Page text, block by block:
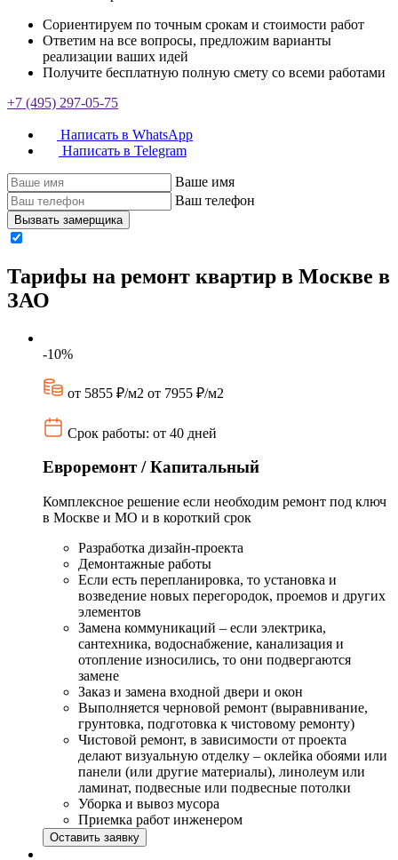
Сориентируем по точным срокам и стоимости работ
Ответим на все вопросы, предложим варианты
реализации ваших идей
Получите бесплатную полную смету со всеми работами
+7 (495) 297-05-75
Написать в WhatsApp
Написать в Telegram
Ваше имя
Ваш телефон
Вызвать замерщика
Тарифы на ремонт квартир в Москве в
ЗАО
-10%
от 5855 ₽/м2 от 7955 ₽/м2
Срок работы: от 40 дней
Евроремонт / Капитальный
Комплексное решение если необходим ремонт под ключ
в Москве и МО и в короткий срок
Разработка дизайн-проекта
Демонтажные работы
Если есть перепланировка, то установка и
возведение новых перегородок, проемов и других
элементов
Замена коммуникаций – если электрика,
сантехника, водоснабжение, канализация и
отопление износились, то они подвергаются
замене
Заказ и замена входной двери и окон
Выполняется черновой ремонт (выравнивание,
грунтовка, подготовка к чистовому ремонту)
Чистовой ремонт, в зависимости от проекта
делают визуальную отделку – оклейка обоями или
панели (или другие материалы), линолеум или
ламинат, подвесные или подвесные потолки
Уборка и вывоз мусора
Приемка работ инженером
Оставить заявку